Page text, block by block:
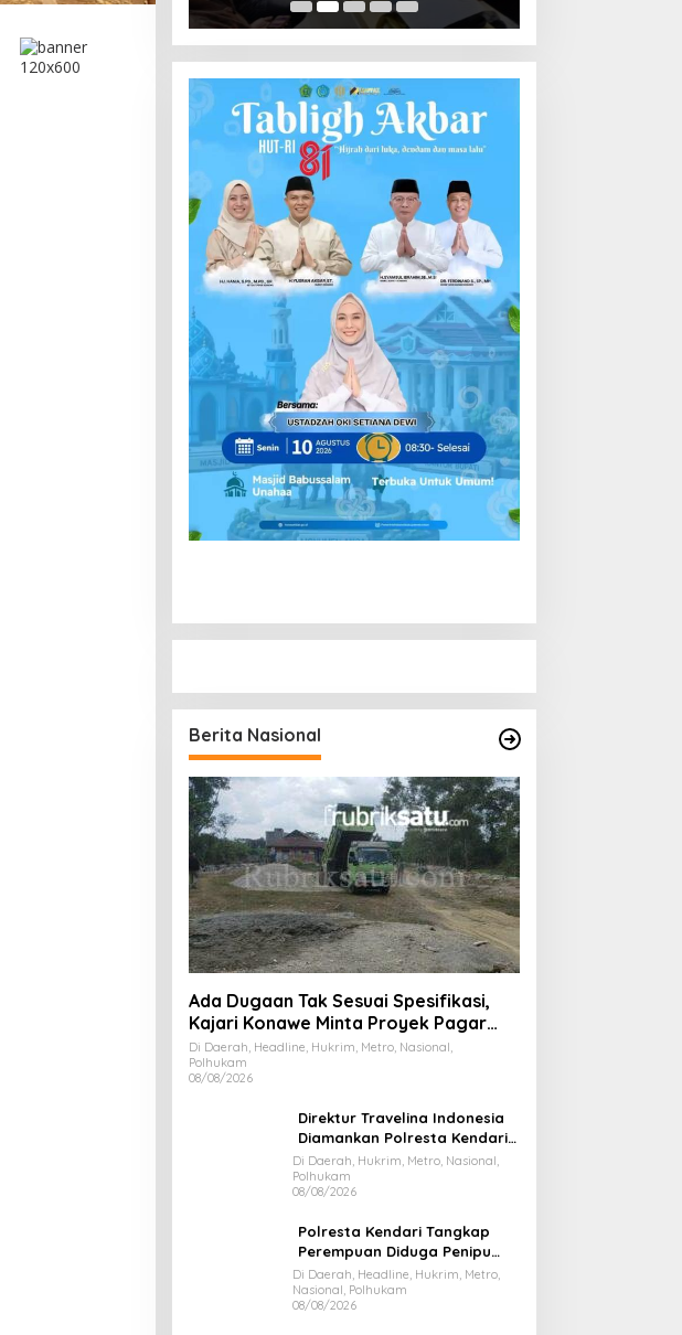
Berita Nasional
Ada Dugaan Tak Sesuai Spesifikasi,
Kajari Konawe Minta Proyek Pagar
Rupbasan Rp1,9 Miliar Dihentikan
Di Daerah, Headline, Hukrim, Metro, Nasional,
Polhukam
08/08/2026
Direktur Travelina Indonesia
Diamankan Polresta Kendari,
Kasus Penelantaran Jemaah
Umrah Masuk Babak Baru
Di Daerah, Hukrim, Metro, Nasional,
Polhukam
08/08/2026
Polresta Kendari Tangkap
Perempuan Diduga Penipu
Proyek, Korban Rugi Rp588,1
Juta
Di Daerah, Headline, Hukrim, Metro,
Nasional, Polhukam
08/08/2026